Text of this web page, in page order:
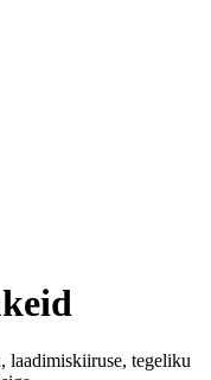
laadimiskiiruse, tegeliku